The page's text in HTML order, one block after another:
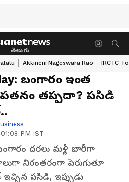
తెలుగు
Akkineni Nageswara Rao IRCTC
బంగారం ఇంత
పతనం తప్పదా? పసిడి
PM IST
ధరలు మళ్లీ భారీగా
నిరంతరంగా పెరుగుతూ
పసిడి, ఇప్పుడు